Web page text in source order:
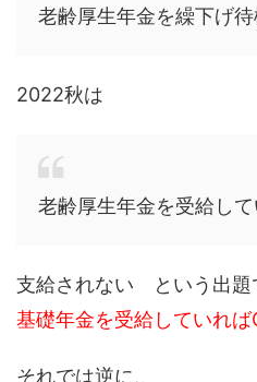
老齢厚生年金を繰下げ待
2022秋は
老齢厚生年金を受給して
支給されない という出題
基礎年金を受給していれば
それでは逆に、